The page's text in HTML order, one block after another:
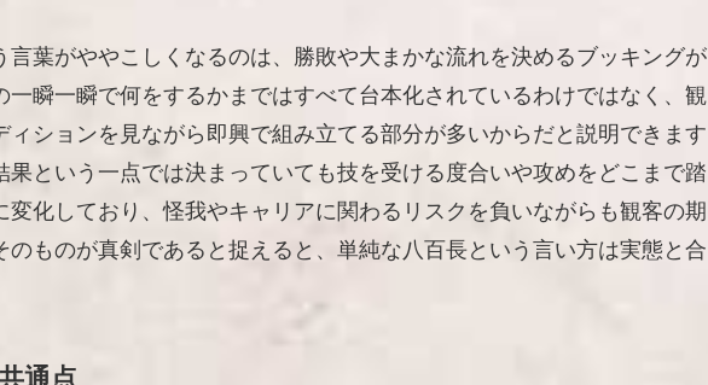
言葉がややこしくなるのは、勝敗や大まかな流れを決めるブッキングが
一瞬一瞬で何をするかまではすべて台本化されているわけではなく、観
ィションを見ながら即興で組み立てる部分が多いからだと説明できます
果という一点では決まっていても技を受ける度合いや攻めをどこまで踏
変化しており、怪我やキャリアに関わるリスクを負いながらも観客の期
のものが真剣であると捉えると、単純な八百長という言い方は実態と合
通点